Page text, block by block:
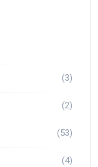
(3)
(2)
(53)
(4)